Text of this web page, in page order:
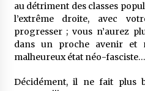
au détriment des classes
l’extrême droite, avec
progresser ; vous n’aurez
dans un proche avenir et
malheureux état néo-fasciste…
Décidément, il ne fait plus